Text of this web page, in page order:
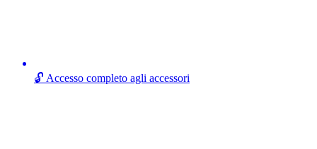
🔓 Accesso completo agli accessori